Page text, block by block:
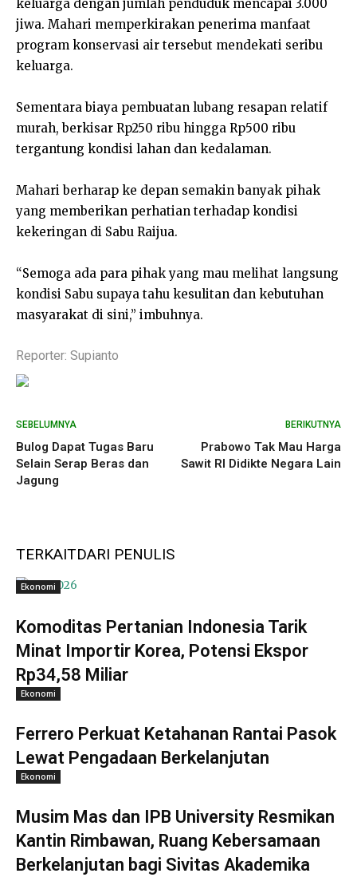
keluarga dengan jumlah penduduk mencapai 3.000
jiwa. Mahari memperkirakan penerima manfaat
program konservasi air tersebut mendekati seribu
keluarga.
Sementara biaya pembuatan lubang resapan relatif
murah, berkisar Rp250 ribu hingga Rp500 ribu
tergantung kondisi lahan dan kedalaman.
Mahari berharap ke depan semakin banyak pihak
yang memberikan perhatian terhadap kondisi
kekeringan di Sabu Raijua.
“Semoga ada para pihak yang mau melihat langsung
kondisi Sabu supaya tahu kesulitan dan kebutuhan
masyarakat di sini,” imbuhnya.
Reporter: Supianto
SEBELUMNYA
Bulog Dapat Tugas Baru
Selain Serap Beras dan
Jagung
BERIKUTNYA
Prabowo Tak Mau Harga
Sawit RI Didikte Negara Lain
TERKAITDARI PENULIS
Ekonomi
Komoditas Pertanian Indonesia Tarik
Minat Importir Korea, Potensi Ekspor
Rp34,58 Miliar
Ekonomi
Ferrero Perkuat Ketahanan Rantai Pasok
Lewat Pengadaan Berkelanjutan
Ekonomi
Musim Mas dan IPB University Resmikan
Kantin Rimbawan, Ruang Kebersamaan
Berkelanjutan bagi Sivitas Akademika